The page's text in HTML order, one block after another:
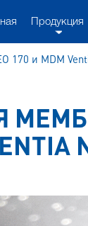
Продукция
170 и МDM